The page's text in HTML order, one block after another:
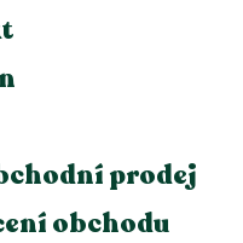
prodej
obchodu